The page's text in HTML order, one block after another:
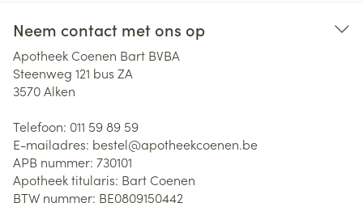
Neem contact met ons op
Apotheek Coenen Bart BVBA
Steenweg 121 bus ZA
3570Alken
Telefoon: 011 59 89 59
E-mailadres: bestel@apotheekcoenen.be
APB nummer: 730101
Apotheek titularis: Bart Coenen
BTW nummer: BE0809150442